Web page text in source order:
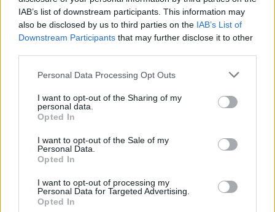
IAB’s list of downstream participants. This information may
also be disclosed by us to third parties on the IAB’s List of
Downstream Participants that may further disclose it to other
Please note that this website/app uses one or more Google
not limited to your visit or usage behaviour. You may click to
grant or deny consent to Google and its third-party tags to
use your data for below specified purposes in below Google
consent section.
Personal Data Processing Opt Outs
I want to opt-out of the Sharing of my
personal data.
Opted In
I want to opt-out of the Sale of my
Personal Data.
Opted In
I want to opt-out of processing my
Personal Data for Targeted Advertising.
Opted In